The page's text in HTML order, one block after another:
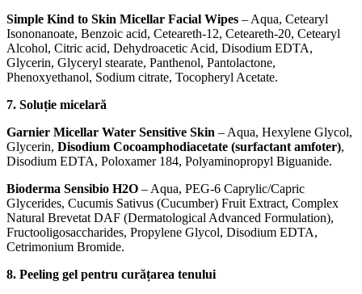
Simple Kind to Skin Micellar Facial Wipes – Aqua, Cetearyl
Isononanoate, Benzoic acid, Ceteareth-12, Ceteareth-20, Cetearyl
Alcohol, Citric acid, Dehydroacetic Acid, Disodium EDTA,
Glycerin, Glyceryl stearate, Panthenol, Pantolactone,
Phenoxyethanol, Sodium citrate, Tocopheryl Acetate.
7. Soluție micelară
Garnier Micellar Water Sensitive Skin – Aqua, Hexylene Glycol,
Glycerin, Disodium Cocoamphodiacetate (surfactant amfoter),
Disodium EDTA, Poloxamer 184, Polyaminopropyl Biguanide.
Bioderma Sensibio H2O – Aqua, PEG-6 Caprylic/Capric
Glycerides, Cucumis Sativus (Cucumber) Fruit Extract, Complex
Natural Brevetat DAF (Dermatological Advanced Formulation),
Fructooligosaccharides, Propylene Glycol, Disodium EDTA,
Cetrimonium Bromide.
8. Peeling gel pentru curățarea tenului